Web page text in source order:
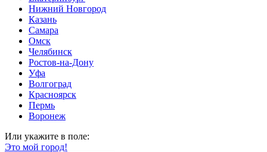
Нижний Новгород
Казань
Самара
Омск
Челябинск
Ростов-на-Дону
Уфа
Волгоград
Красноярск
Пермь
Воронеж
Или укажите в поле:
Это мой город!